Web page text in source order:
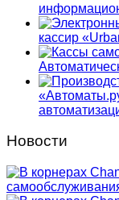
кассир
Новости